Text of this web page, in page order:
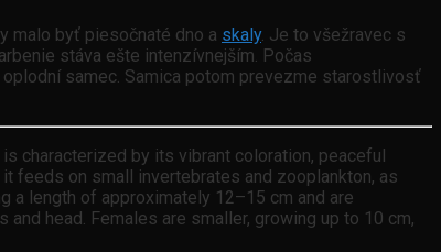
malo byť piesočnaté dno a skaly. Je to všežravec s
stáva ešte intenzívnejším. Počas
oplodní samec. Samica potom prevezme starostlivosť
characterized by its vibrant coloration, peaceful
feeds on small invertebrates and zooplankton, as
a length of approximately 12–15 cm and are
head. Females are smaller, growing up to 10 cm,